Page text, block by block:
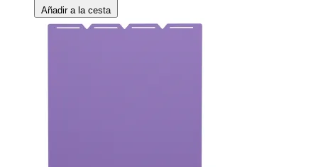
Añadir a la cesta